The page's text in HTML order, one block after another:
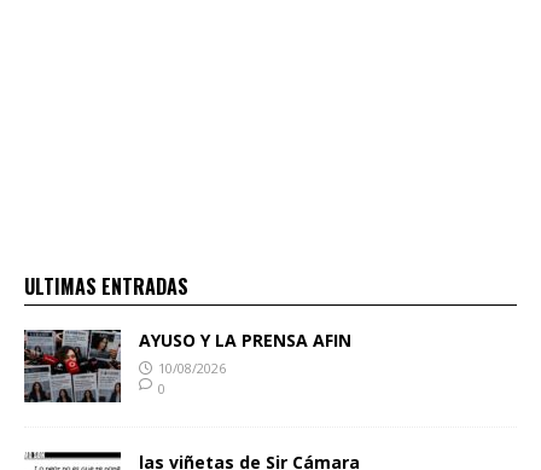
ULTIMAS ENTRADAS
AYUSO Y LA PRENSA AFIN
10/08/2026
0
las viñetas de Sir Cámara